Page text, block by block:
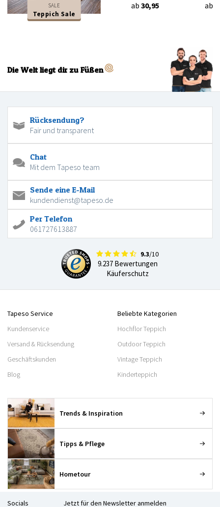
SALE
Teppich Sale
ab 30,95 ab
Die Welt liegt dir zu Füßen
Rücksendung?
Fair und transparent
Chat
Mit dem Tapeso team
Sende eine E-Mail
kundendienst@tapeso.de
Per Telefon
061727613887
9.3/10
9.237 Bewertungen
Käuferschutz
Tapeso Service
Kundenservice
Versand & Rücksendung
Geschäftskunden
Blog
Beliebte Kategorien
Hochflor Teppich
Outdoor Teppich
Vintage Teppich
Kinderteppich
Trends & Inspiration
Tipps & Pflege
Hometour
Socials Jetzt für den Newsletter anmelden